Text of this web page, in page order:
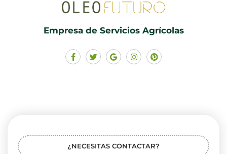
Empresa de Servicios Agrícolas
¿NECESITAS CONTACTAR?